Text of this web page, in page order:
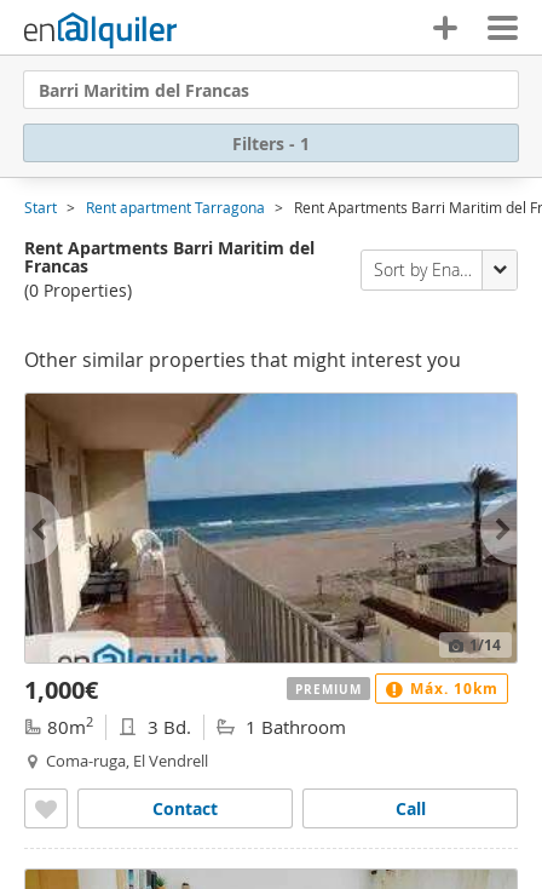
Barri Maritim del Francas
Filters - 1
Start Rent apartment Tarragona Rent Apartments Barri Maritim del
Rent Apartments Barri Maritim del
Francas
(0 Properties)
Sort by Enalquiler
Other similar properties that might interest you
1/14
1,000€
80m2 3 Bd. 1 Bathroom
Coma-ruga, El Vendrell
Call
Contact
PREMIUM Máx. 10km